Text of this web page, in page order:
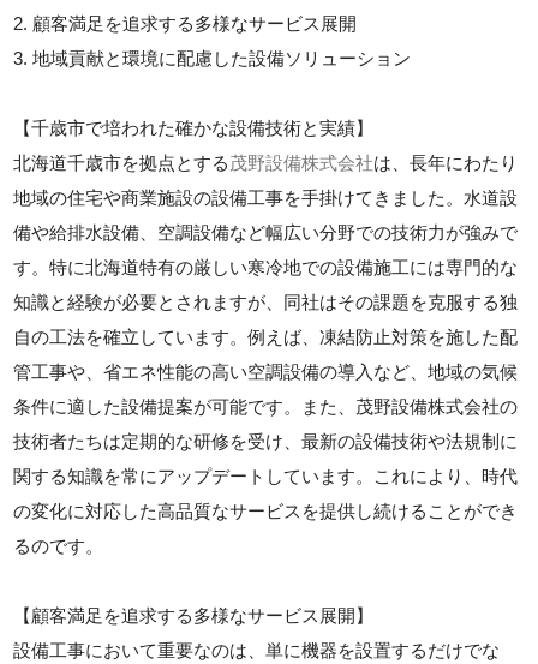
2. 顧客満足を追求する多様なサービス展開
3. 地域貢献と環境に配慮した設備ソリューション
【千歳市で培われた確かな設備技術と実績】
北海道千歳市を拠点とする茂野設備株式会社は、長年にわたり
地域の住宅や商業施設の設備工事を手掛けてきました。水道設
備や給排水設備、空調設備など幅広い分野での技術力が強みで
す。特に北海道特有の厳しい寒冷地での設備施工には専門的な
知識と経験が必要とされますが、同社はその課題を克服する独
自の工法を確立しています。例えば、凍結防止対策を施した配
管工事や、省エネ性能の高い空調設備の導入など、地域の気候
条件に適した設備提案が可能です。また、茂野設備株式会社の
技術者たちは定期的な研修を受け、最新の設備技術や法規制に
関する知識を常にアップデートしています。これにより、時代
の変化に対応した高品質なサービスを提供し続けることができ
るのです。
【顧客満足を追求する多様なサービス展開】
設備工事において重要なのは、単に機器を設置するだけでな